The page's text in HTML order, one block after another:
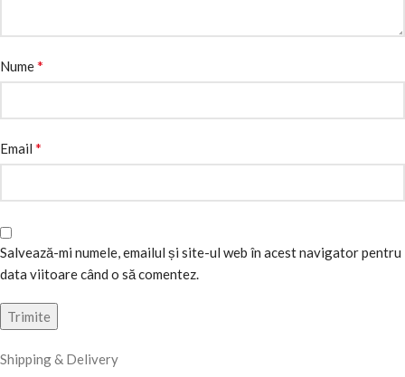
Nume*
Email *
Salvează-mi numele, emailul și site-ul web în acest navigator pentru
data viitoare când o să comentez.
Shipping & Delivery